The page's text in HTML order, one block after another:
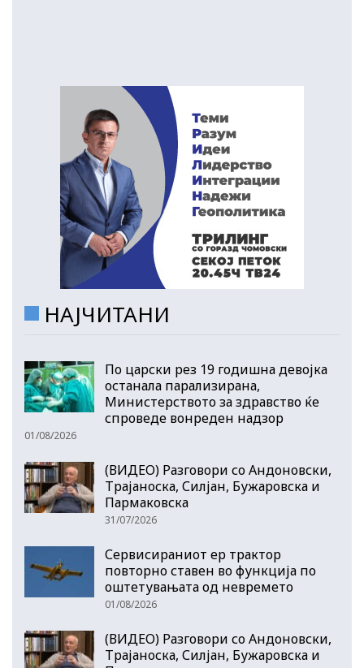
НАЈЧИТАНИ
По царски рез 19 годишна девојка
останала парализирана,
Министерството за здравство ќе
спроведе вонреден надзор
01/08/2026
(ВИДЕО) Разговори со Андоновски,
Трајаноска, Силјан, Бужаровска и
Пармаковска
31/07/2026
Сервисираниот ер трактор
повторно ставен во функција по
оштетувањата од невремето
01/08/2026
(ВИДЕО) Разговори со Андоновски,
Трајаноска, Силјан, Бужаровска и